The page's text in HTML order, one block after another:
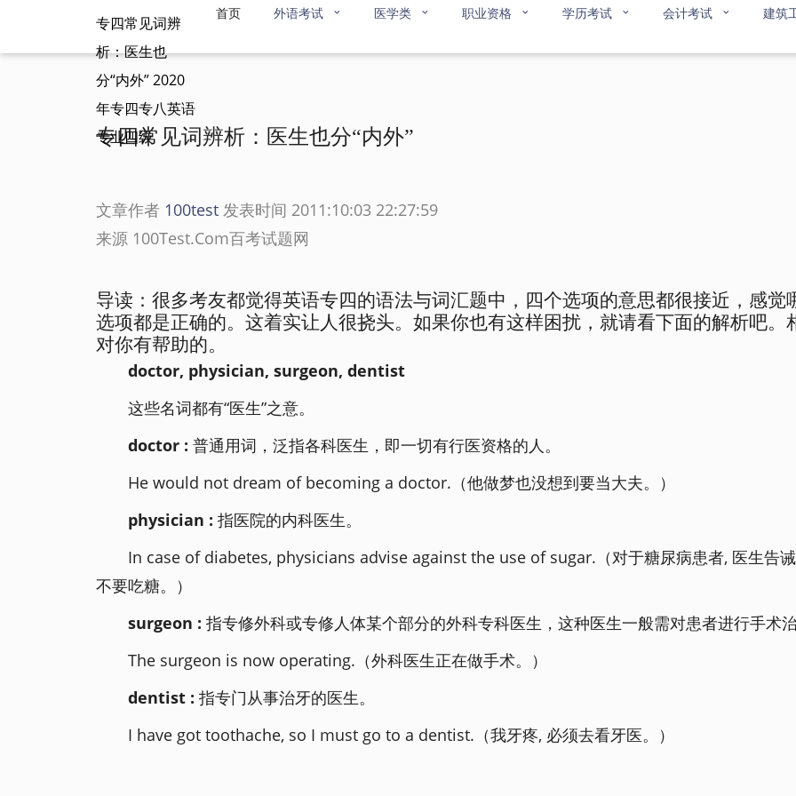
专四常见词辨
析：医生也
分“内外” 2020
年专四专八英语
专业四级
首页 外语考试 医学类 职业资格 学历考试 会计考试 建筑
专四常见词辨析：医生也分“内外”
文章作者 100test发表时间 2011:10:03 22:27:59
来源 100Test.Com百考试题网
导读：很多考友都觉得英语专四的语法与词汇题中，四个选项的意思都很接近，感觉
选项都是正确的。这着实让人很挠头。如果你也有这样困扰，就请看下面的解析吧。
对你有帮助的。
doctor, physician, surgeon, dentist
这些名词都有“医生”之意。
doctor : 普通用词，泛指各科医生，即一切有行医资格的人。
He would not dream of becoming a doctor.（他做梦也没想到要当大夫。）
physician : 指医院的内科医生。
In case of diabetes, physicians advise against the use of sugar.（对于糖尿病患者, 医生告
不要吃糖。）
surgeon : 指专修外科或专修人体某个部分的外科专科医生，这种医生一般需对患者进行手术治
The surgeon is now operating.（外科医生正在做手术。）
dentist : 指专门从事治牙的医生。
I have got toothache, so I must go to a dentist.（我牙疼, 必须去看牙医。）